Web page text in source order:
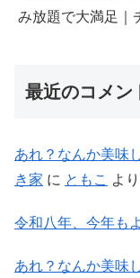
み放題で大満足｜
最近のコメン
あれ？なんか美味
き家 に ともこ より
令和八年、今年も
あれ？なんか美味